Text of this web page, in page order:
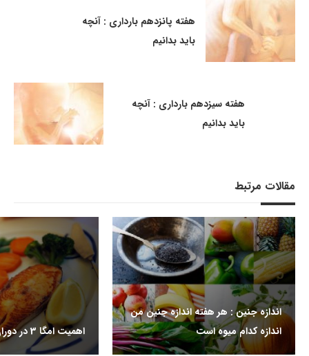
هفته پانزدهم بارداری : آنچه
باید بدانیم
هفته سیزدهم بارداری : آنچه
باید بدانیم
مقالات مرتبط
اندازه جنین : هر هفته اندازه جنین من
اندازه کدام میوه است
اهمیت امگا 3 در دوران بارداری